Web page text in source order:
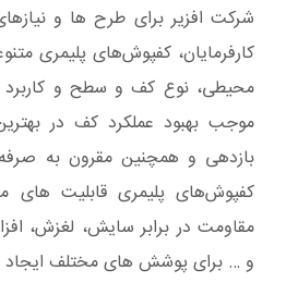
شرکت افزیر برای طرح ها و
کارفرمایان، کفپوش‌های پلیمری
محیطی، نوع کف و سطح و کاربرد
موجب بهبود عملکرد کف در
بازدهی و همچنین مقرون به
کفپوش‌های پلیمری قابلیت های
مقاومت در برابر سایش، لغزش،
و … برای پوشش های مختلف ایجاد